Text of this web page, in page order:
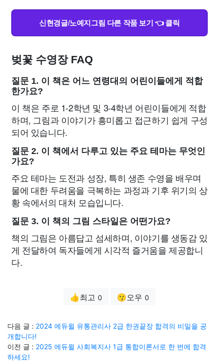
신현경글/노예지그림 다른 작품 보기 👈 클릭
벚꽃 수영장 FAQ
질문 1. 이 책은 어느 연령대의 어린이들에게 적합
한가요?
이 책은 주로 1-2학년 및 3-4학년 어린이들에게 적합
하며, 그림과 이야기가 흥미롭고 접근하기 쉽게 구성
되어 있습니다.
질문 2. 이 책에서 다루고 있는 주요 테마는 무엇인
가요?
주요 테마는 도전과 성장, 특히 생존 수영을 배우며
물에 대한 두려움을 극복하는 과정과 기후 위기의 상
황 속에서의 대처 모습입니다.
질문 3. 이 책의 그림 스타일은 어떤가요?
책의 그림은 아름답고 섬세하며, 이야기를 생동감 있
게 전달하여 독자들에게 시각적 즐거움을 제공합니
다.
👍최고 0 😗오우 0
다음 글 : 2024 에듀윌 유통관리사 2급 한권끝장 합격의 비밀을 공
개합니다!
이전 글 : 2025 에듀윌 사회복지사 1급 통합이론서로 한 번에 합격
하세요!